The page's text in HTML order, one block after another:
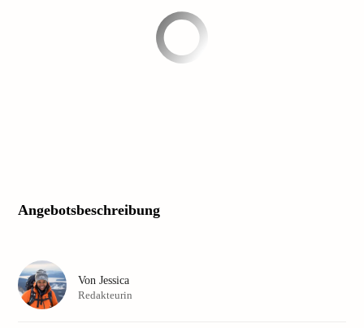
Angebotsbeschreibung
Von Jessica
Redakteurin